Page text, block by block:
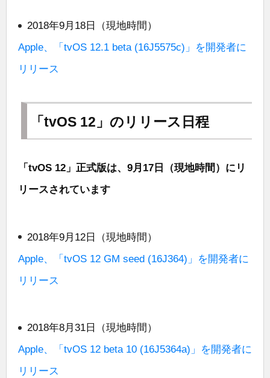
2018年9月18日（現地時間）
Apple、「tvOS 12.1 beta (16J5575c)」を開発者に
リリース
「tvOS 12」のリリース日程
「tvOS 12」正式版は、9月17日（現地時間）にリ
リースされています
2018年9月12日（現地時間）
Apple、「tvOS 12 GM seed (16J364)」を開発者に
リリース
2018年8月31日（現地時間）
Apple、「tvOS 12 beta 10 (16J5364a)」を開発者に
リリース